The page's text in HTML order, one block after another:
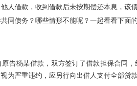
人借款，收到借款后未按期偿还本息，该
同债务？哪些情形不能呢？一起看看下面
告杨某借款，双方签订了借款担保合同，
为严重违约，应另行向出借人支付全部贷